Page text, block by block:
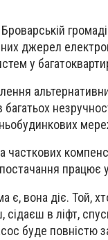
Броварській
джерел
у
багатьох
часткових
працює
є, вона діє. Той,
сідаєш в ліфт,
буде повністю